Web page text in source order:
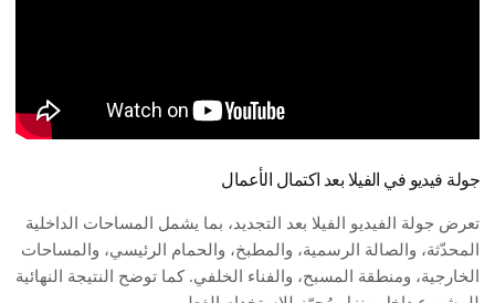
جولة فيديو في الفيلا بعد اكتمال الأعمال
تعرض جولة الفيديو الفيلا بعد التجديد، بما يشمل المساحات الداخلية
المحدّثة، والصالة الرسمية، والمطبخ، والحمام الرئيسي، والمساحات
الخارجية، ومنطقة المسبح، والفناء الخلفي. كما توضح النتيجة النهائية